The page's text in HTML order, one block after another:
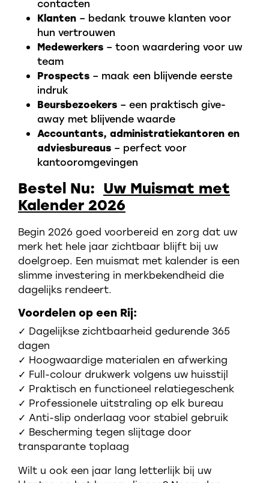
contacten
Klanten – bedank trouwe klanten voor
hun vertrouwen
Medewerkers – toon waardering voor uw
team
Prospects – maak een blijvende eerste
indruk
Beursbezoekers – een praktisch give-
away met blijvende waarde
Accountants, administratiekantoren en
adviesbureaus – perfect voor
kantooromgevingen
Bestel Nu: Uw Muismat met
Kalender 2026
Begin 2026 goed voorbereid en zorg dat uw
merk het hele jaar zichtbaar blijft bij uw
doelgroep. Een muismat met kalender is een
slimme investering in merkbekendheid die
dagelijks rendeert.
Voordelen op een Rij:
✓ Dagelijkse zichtbaarheid gedurende 365
dagen
✓ Hoogwaardige materialen en afwerking
✓ Full-colour drukwerk volgens uw huisstijl
✓ Praktisch en functioneel relatiegeschenk
✓ Professionele uitstraling op elk bureau
✓ Anti-slip onderlaag voor stabiel gebruik
✓ Bescherming tegen slijtage door
transparante toplaag
Wilt u ook een jaar lang letterlijk bij uw